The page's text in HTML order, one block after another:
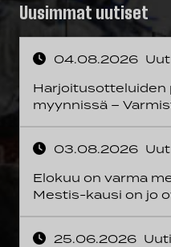
Uusimmat uutiset
04.08.2026
Harjoitusotteluiden
myynnissä –
03.08.2026
Elokuu on varma
Mestis-kausi on jo
25.06.2026